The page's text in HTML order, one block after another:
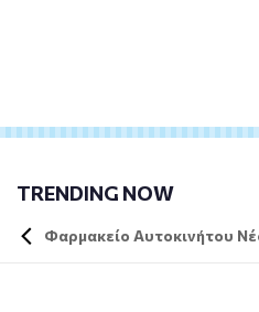
TRENDING NOW
Φαρμακείο Αυτοκινήτου